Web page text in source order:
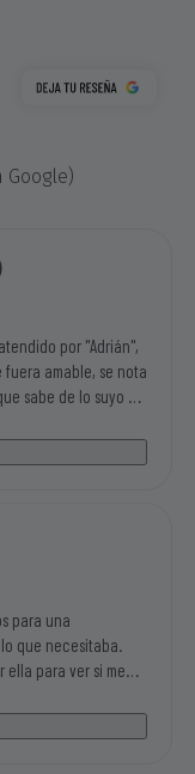
Google)
por "Adrián",
amable, se nota
sabe de lo suyo y
para poder
caros los
Gracias sin duda
para una
que necesitaba.
ella para ver si me
mis dudas y me
magnifico. Sin duda,